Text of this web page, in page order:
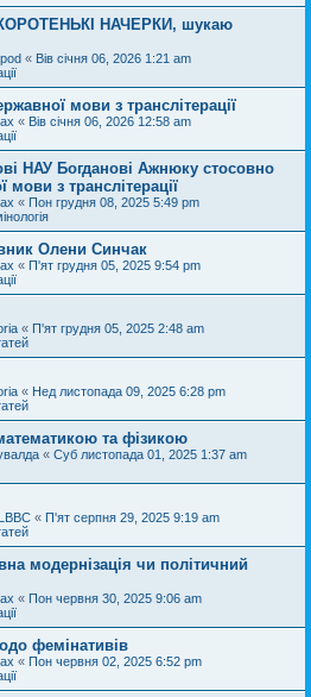
НАЧЕРКИ, шукаю
« Вів січня 06, 2026 1:21 am
мови з транслітерації
« Вів січня 06, 2026 12:58 am
НАУ Богданові Ажнюку стосовно
мови з транслітерації
« Пон грудня 08, 2025 5:49 pm
Олени Синчак
« П'ят грудня 05, 2025 9:54 pm
« П'ят грудня 05, 2025 2:48 am
« Нед листопада 09, 2025 6:28 pm
та фізикою
« Суб листопада 01, 2025 1:37 am
« П'ят серпня 29, 2025 9:19 am
модернізація чи політичний
« Пон червня 30, 2025 9:06 am
фемінативів
« Пон червня 02, 2025 6:52 pm